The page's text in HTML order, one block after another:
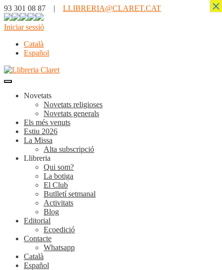
93 301 08 87 | LLIBRERIA@CLARET.CAT
Iniciar sessió
Català
Español
Novetats
Novetats religioses
Novetats generals
Els més venuts
Estiu 2026
La Missa
Alta subscripció
Llibreria
Qui som?
La botiga
El Club
Butlletí setmanal
Activitats
Blog
Editorial
Ecoedició
Contacte
Whatsapp
Català
Español
×